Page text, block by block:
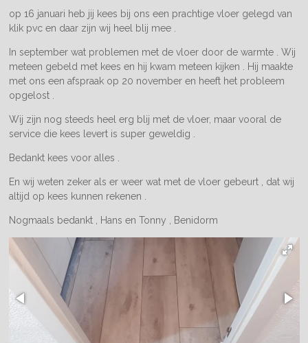
op 16 januari heb jij kees bij ons een prachtige vloer gelegd van
klik pvc en daar zijn wij heel blij mee .
In september wat problemen met de vloer door de warmte . Wij
meteen gebeld met kees en hij kwam meteen kijken . Hij maakte
met ons een afspraak op 20 november en heeft het probleem
opgelost .
Wij zijn nog steeds heel erg blij met de vloer, maar vooral de
service die kees levert is super geweldig .
Bedankt kees voor alles .
En wij weten zeker als er weer wat met de vloer gebeurt , dat wij
altijd op kees kunnen rekenen .
Nogmaals bedankt , Hans en Tonny , Benidorm